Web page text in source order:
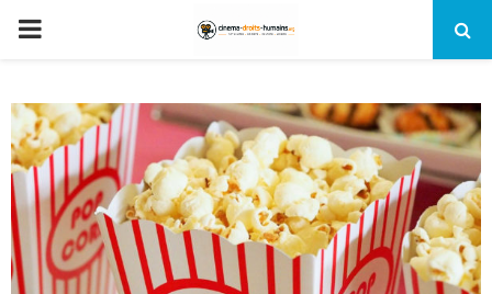
PRIMARY